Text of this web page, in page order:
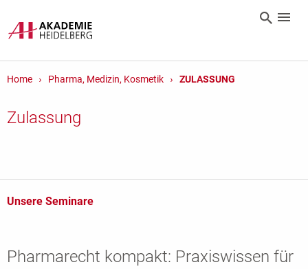
Home Pharma, Medizin, Kosmetik ZULASSUNG
Zulassung
Unsere Seminare
Pharmarecht kompakt: Praxiswissen für